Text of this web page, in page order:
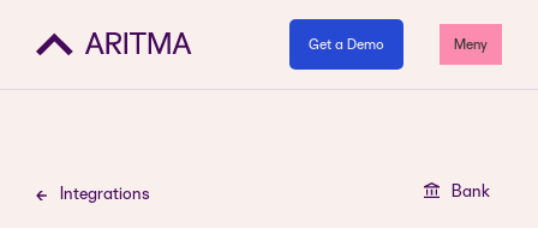
Get a Demo Meny
Integrations Bank